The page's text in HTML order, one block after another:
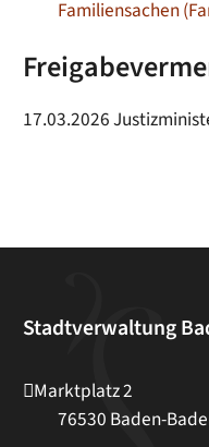
Familiensachen
17.03.2026
Stadtverwaltung
Marktplatz 2
76530 Baden-